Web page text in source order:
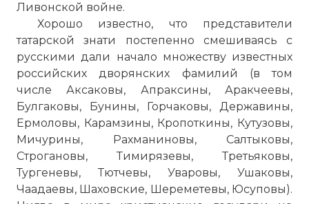
Ливонской войне.
Хорошо известно, что представители
татарской знати постепенно смешиваясь с
русскими дали начало множеству известных
российских дворянских фамилий (в том
числе Аксаковы, Апраксины, Аракчеевы,
Булгаковы, Бунины, Горчаковы, Державины,
Ермоловы, Карамзины, Кропоткины, Кутузовы,
Мичурины, Рахманиновы, Салтыковы,
Строгановы, Тимирязевы, Третьяковы,
Тургеневы, Тютчевы, Уваровы, Ушаковы,
Чаадаевы, Шаховские, Шереметевы, Юсуповы).
Золотая Орда: мифы и реальность
Комментарий: